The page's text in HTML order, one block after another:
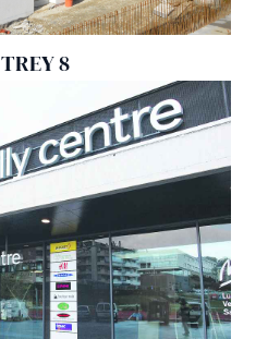
TREY 8